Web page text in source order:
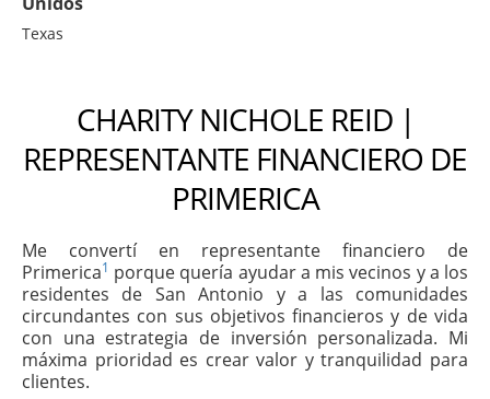
Texas
CHARITY NICHOLE REID |
REPRESENTANTE FINANCIERO DE
PRIMERICA
Me convertí en representante financiero de
Primerica1 porque quería ayudar a mis vecinos y a los
residentes de San Antonio y a las comunidades
circundantes con sus objetivos financieros y de vida
con una estrategia de inversión personalizada. Mi
máxima prioridad es crear valor y tranquilidad para
clientes.